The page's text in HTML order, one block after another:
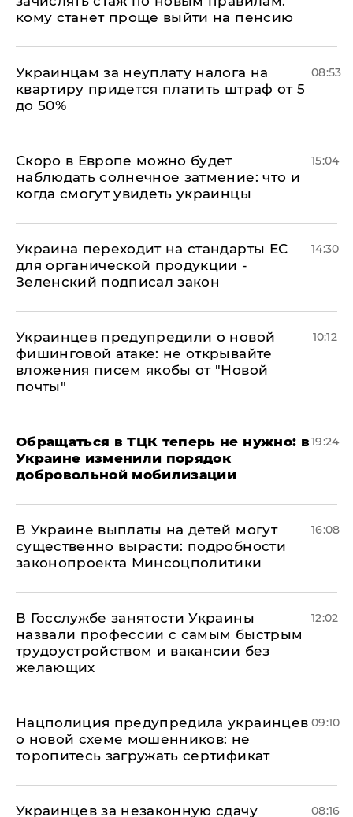
кому станет проще выйти на пенсию
Украинцам за неуплату налога на
квартиру придется платить штраф от 5
до 50%
08:53
Скоро в Европе можно будет
наблюдать солнечное затмение: что и
когда смогут увидеть украинцы
15:04
Украина переходит на стандарты ЕС
для органической продукции -
Зеленский подписал закон
14:30
Украинцев предупредили о новой
фишинговой атаке: не открывайте
вложения писем якобы от "Новой
почты"
10:12
Обращаться в ТЦК теперь не нужно: в
Украине изменили порядок
добровольной мобилизации
19:24
В Украине выплаты на детей могут
существенно вырасти: подробности
законопроекта Минсоцполитики
16:08
В Госслужбе занятости Украины
назвали профессии с самым быстрым
трудоустройством и вакансии без
желающих
12:02
Нацполиция предупредила украинцев
о новой схеме мошенников: не
торопитесь загружать сертификат
09:10
Украинцев за незаконную сдачу
08:16